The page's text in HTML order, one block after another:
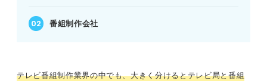
番組制作会社
テレビ番組制作業界の中でも、大きく分けるとテレビ局と番組